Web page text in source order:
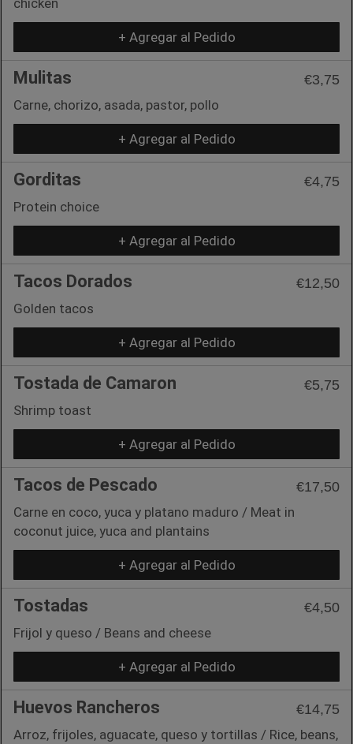
+ Agregar al Pedido
Mulitas
€3,75
Carne, chorizo, asada, pastor, pollo
+ Agregar al Pedido
Gorditas
€4,75
Protein choice
+ Agregar al Pedido
Tacos Dorados
€12,50
Golden tacos
+ Agregar al Pedido
Tostada de Camaron
€5,75
Shrimp toast
+ Agregar al Pedido
Tacos de Pescado
€17,50
Carne en coco, yuca y platano maduro / Meat in
coconut juice, yuca and plantains
+ Agregar al Pedido
Tostadas
€4,50
Frijol y queso / Beans and cheese
+ Agregar al Pedido
Huevos Rancheros
€14,75
Arroz, frijoles, aguacate, queso y tortillas / Rice, beans,